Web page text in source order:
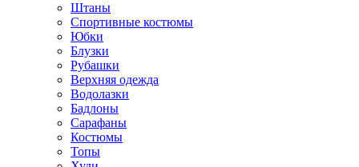
Штаны
Спортивные костюмы
Юбки
Блузки
Рубашки
Верхняя одежда
Водолазки
Бадлоны
Сарафаны
Костюмы
Топы